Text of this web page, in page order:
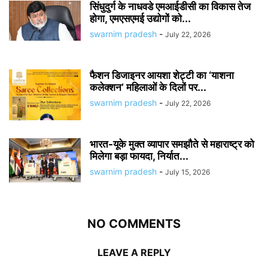
सिंधुदुर्ग के नाधवडे एमआईडीसी का विकास तेज
होगा, एमएसएमई उद्योगों को...
swarnim pradesh - July 22, 2026
फैशन डिजाइनर आयशा शेट्टी का ‘याशना
कलेक्शन’ महिलाओं के दिलों पर...
swarnim pradesh - July 22, 2026
भारत-यूके मुक्त व्यापार समझौते से महाराष्ट्र को
मिलेगा बड़ा फायदा, निर्यात...
swarnim pradesh - July 15, 2026
NO COMMENTS
LEAVE A REPLY